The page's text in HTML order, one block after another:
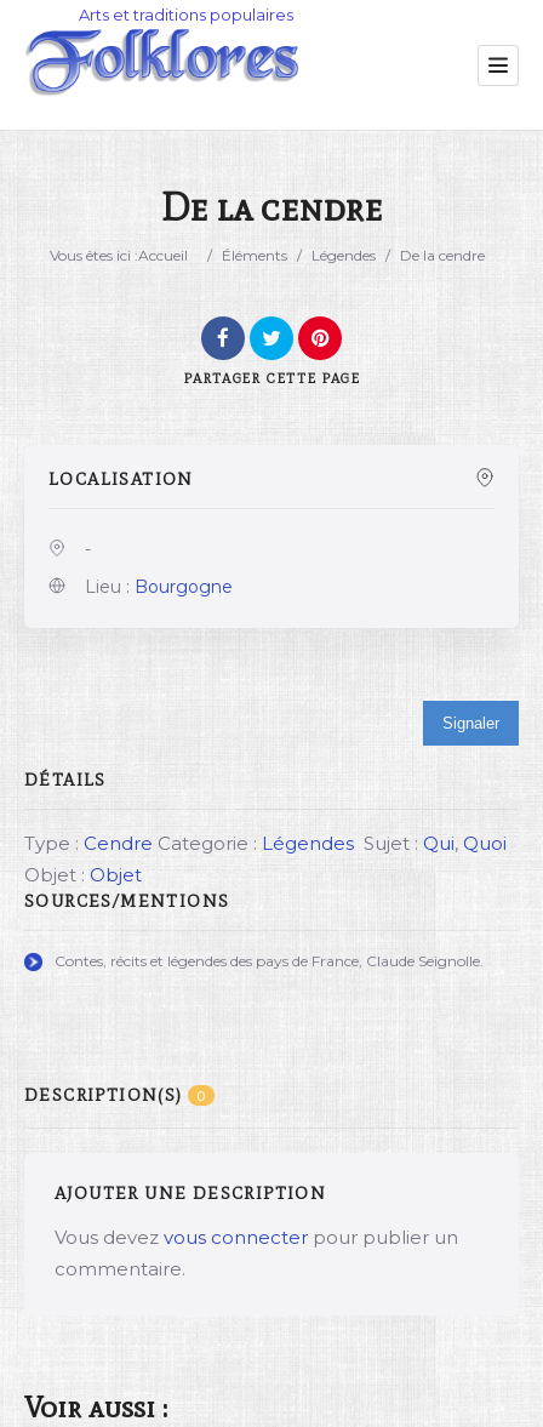
Catégorie
De la cendre
Vous êtes ici :Accueil / Éléments / Légendes / De la cendre
PARTAGER CETTE PAGE
LOCALISATION
-
Lieu : Bourgogne
Signaler
DÉTAILS
Type : Cendre Categorie : Légendes Sujet : Qui, Quoi
Objet : Objet
SOURCES/MENTIONS
Contes, récits et légendes des pays de France, Claude Seignolle.
DESCRIPTION(S) 0
AJOUTER UNE DESCRIPTION
Vous devez vous connecter pour publier un
commentaire.
Voir aussi :